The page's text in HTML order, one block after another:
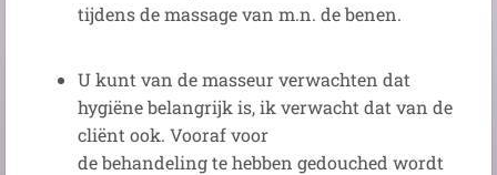
tijdens de massage van m.n. de benen.
U kunt van de masseur verwachten dat
hygiëne belangrijk is, ik verwacht dat van de
cliënt ook. Vooraf voor
de behandeling te hebben gedouched wordt